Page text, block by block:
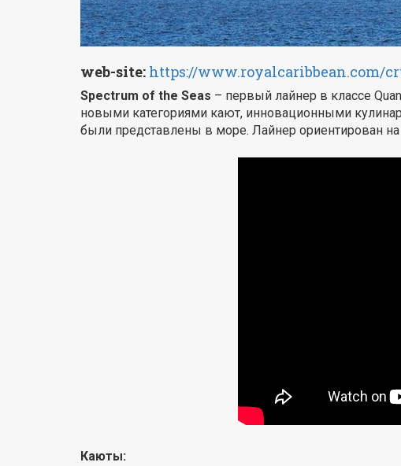
web-site: https://www.royalcaribbean.com/
Spectrum of the Seas – первый лайнер в классе
новыми категориями кают, инновационными
были представлены в море. Лайнер ориентирован
Каюты: